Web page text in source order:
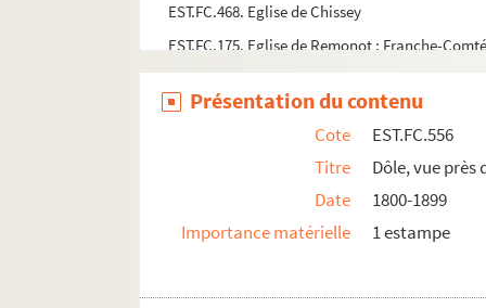
EST.FC.468. Eglise de Chissey
EST.FC.175. Eglise de Remonot : Franche-
EST.FC.176. Eglise de Remonot : Franche-
EST.FC.G.9. Eglise de Remonot : Franche-Comté
EST.FC.513. Eglise paroissiale de Dôle
EST.FC.514. Eglise paroissiale de Dôle
EST.FC.515. Eglise paroissiale de Dôle
ESDT.FC.M.83. Eglise St-Ferjeux
Présentation du contenu
Cote
EST.FC.556
Titre
Dôle, vue
Date
1800-1899
Importance matérielle
1 estampe